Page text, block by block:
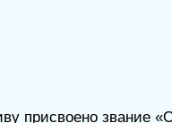
присвоено звание